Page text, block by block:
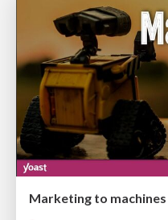
Marketing to machines